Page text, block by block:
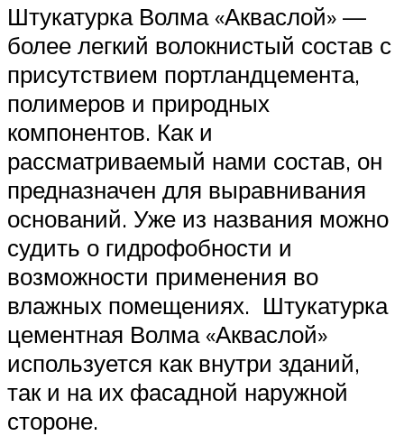
Штукатурка Волма «Акваслой» —
более легкий волокнистый состав с
присутствием портландцемента,
полимеров и природных
компонентов. Как и
рассматриваемый нами состав, он
предназначен для выравнивания
оснований. Уже из названия можно
судить о гидрофобности и
возможности применения во
влажных помещениях. Штукатурка
цементная Волма «Акваслой»
используется как внутри зданий,
так и на их фасадной наружной
стороне.